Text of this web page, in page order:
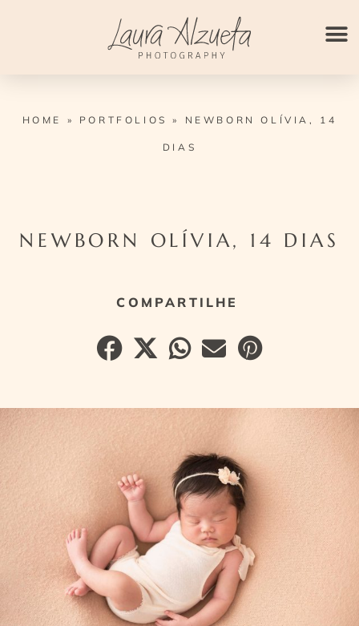
HOME » PORTFOLIOS » NEWBORN OLÍVIA, 14
DIAS
NEWBORN OLÍVIA, 14 DIAS